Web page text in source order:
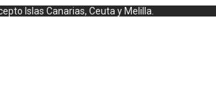
Islas Canarias, Ceuta y Melilla.